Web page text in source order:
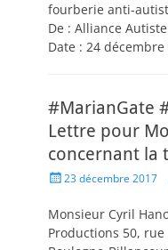
fourberie anti-
De : Alliance
Date : 24 décembre
#MarianGate
Lettre pour
concernant la
Posted23 décembre 2017
Monsieur Cyril
Productions 50,